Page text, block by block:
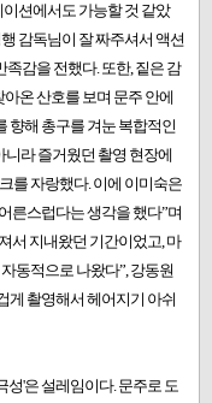
션에서도 가능할 것 같았
감독님이 잘 짜주셔서 액션
감을 전했다. 또한, 짙은 감
온 산호를 보며 문주 안에
향해 총구를 겨눈 복합적인
니라 즐거웠던 촬영 현장에
를 자랑했다. 이에 이미숙은
른스럽다는 생각을 했다”며
서 지내왔던 기간이었고, 마
동적으로 나왔다”, 강동원
게 촬영해서 헤어지기 아쉬
성'은 설레임이다. 문주로 도